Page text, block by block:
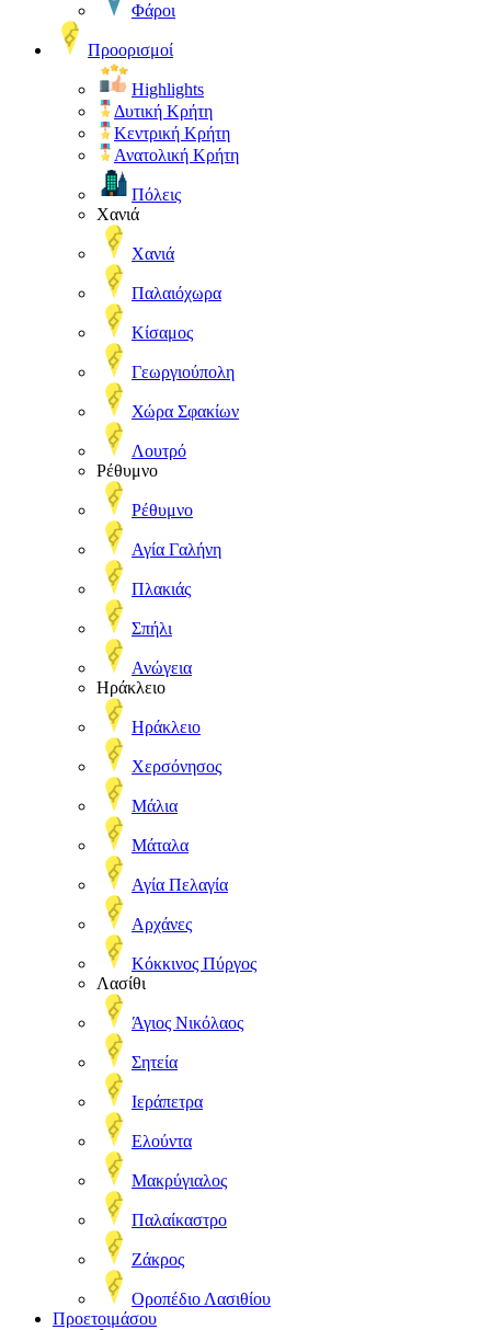
Φάροι
Προορισμοί
Highlights
Δυτική Κρήτη
Κεντρική Κρήτη
Ανατολική Κρήτη
Πόλεις
Χανιά
Χανιά
Παλαιόχωρα
Κίσαμος
Γεωργιούπολη
Χώρα Σφακίων
Λουτρό
Ρέθυμνο
Ρέθυμνο
Αγία Γαλήνη
Πλακιάς
Σπήλι
Ανώγεια
Ηράκλειο
Ηράκλειο
Χερσόνησος
Μάλια
Μάταλα
Αγία Πελαγία
Αρχάνες
Κόκκινος Πύργος
Λασίθι
Άγιος Νικόλαος
Σητεία
Ιεράπετρα
Ελούντα
Μακρύγιαλος
Παλαίκαστρο
Ζάκρος
Οροπέδιο Λασιθίου
Προετοιμάσου